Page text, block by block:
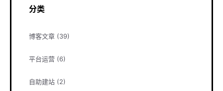
分类
博客文章 (39)
平台运营 (6)
自助建站 (2)